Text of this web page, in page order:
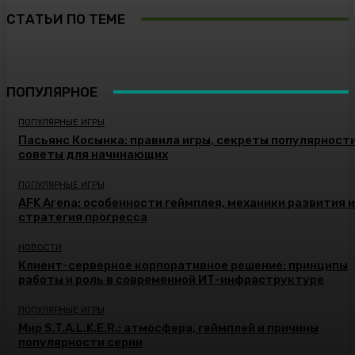
СТАТЬИ ПО ТЕМЕ
ПОПУЛЯРНОЕ
ПОПУЛЯРНЫЕ ИГРЫ
Пасьянс Косынка: правила игры, секреты
советы для начинающих
ПОПУЛЯРНЫЕ ИГРЫ
AFK Arena: особенности геймплея, механики развития и
стратегия прогресса
НОВОСТИ
Клиент-серверное корпоративное решение: принципы
работы и роль в современной ИТ-инфраструктуре
ПОПУЛЯРНЫЕ ИГРЫ
Мир S.T.A.L.K.E.R.: атмосфера, геймплей и причины
популярности серии